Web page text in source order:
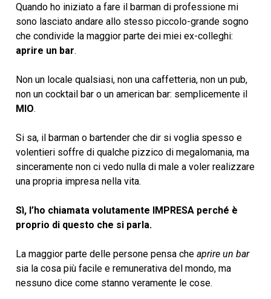
Quando ho iniziato a fare il barman di professione mi
sono lasciato andare allo stesso piccolo-grande sogno
che condivide la maggior parte dei miei ex-colleghi:
aprire un bar.
Non un locale qualsiasi, non una caffetteria, non un pub,
non un cocktail bar o un american bar: semplicemente il
MIO.
Si sa, il barman o bartender che dir si voglia spesso e
volentieri soffre di qualche pizzico di megalomania, ma
sinceramente non ci vedo nulla di male a voler realizzare
una propria impresa nella vita.
Sì, l’ho chiamata volutamente IMPRESA perché è
proprio di questo che si parla.
La maggior parte delle persone pensa che aprire un bar
sia la cosa più facile e remunerativa del mondo, ma
nessuno dice come stanno veramente le cose.